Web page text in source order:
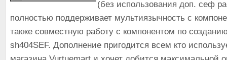
(без использования доп. сеф
полностью поддерживает мультиязычность с
также совместную работу с компонентом по
sh404SEF. Дополнение пригодится всем кто